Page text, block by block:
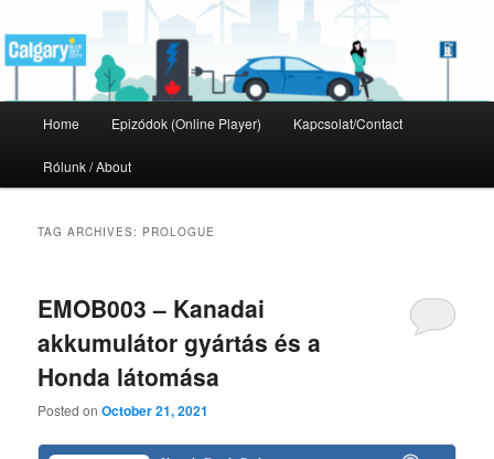
Home Epizódok (Online Player) Kapcsolat/Contact
Rólunk / About
TAG ARCHIVES: PROLOGUE
EMOB003 – Kanadai
akkumulátor gyártás és a
Honda látomása
Posted onOctober 21, 2021